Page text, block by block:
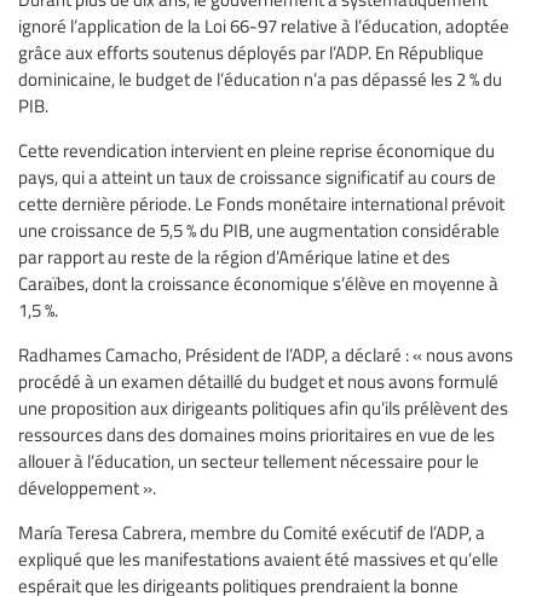
ignoré l’application de la Loi 66-97 relative à l’éducation, adoptée
grâce aux efforts soutenus déployés par l’ADP. En République
dominicaine, le budget de l’éducation n’a pas dépassé les 2 % du
PIB.
Cette revendication intervient en pleine reprise économique du
pays, qui a atteint un taux de croissance significatif au cours de
cette dernière période. Le Fonds monétaire international prévoit
une croissance de 5,5 % du PIB, une augmentation considérable
par rapport au reste de la région d’Amérique latine et des
Caraïbes, dont la croissance économique s’élève en moyenne à
1,5 %.
Radhames Camacho, Président de l’ADP, a déclaré : « nous avons
procédé à un examen détaillé du budget et nous avons formulé
une proposition aux dirigeants politiques afin qu’ils prélèvent des
ressources dans des domaines moins prioritaires en vue de les
allouer à l’éducation, un secteur tellement nécessaire pour le
développement ».
María Teresa Cabrera, membre du Comité exécutif de l’ADP, a
expliqué que les manifestations avaient été massives et qu’elle
espérait que les dirigeants politiques prendraient la bonne